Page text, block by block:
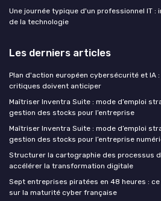
Une journée typique d'un professionnel IT
de la technologie
Les derniers articles
Plan d'action européen cybersécurité et IA
critiques doivent anticiper
Maîtriser Inventra Suite : mode d’emploi
gestion des stocks pour l’entreprise
Maîtriser Inventra Suite : mode d’emploi
gestion des stocks pour l’entreprise
Structurer la cartographie des processus
accélérer la transformation digitale
Sept entreprises piratées en 48 heures :
sur la maturité cyber française